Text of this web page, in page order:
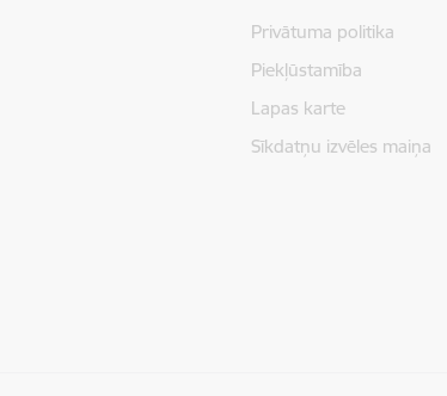
Privātuma politika
Piekļūstamība
Lapas karte
Sīkdatņu izvēles maiņa